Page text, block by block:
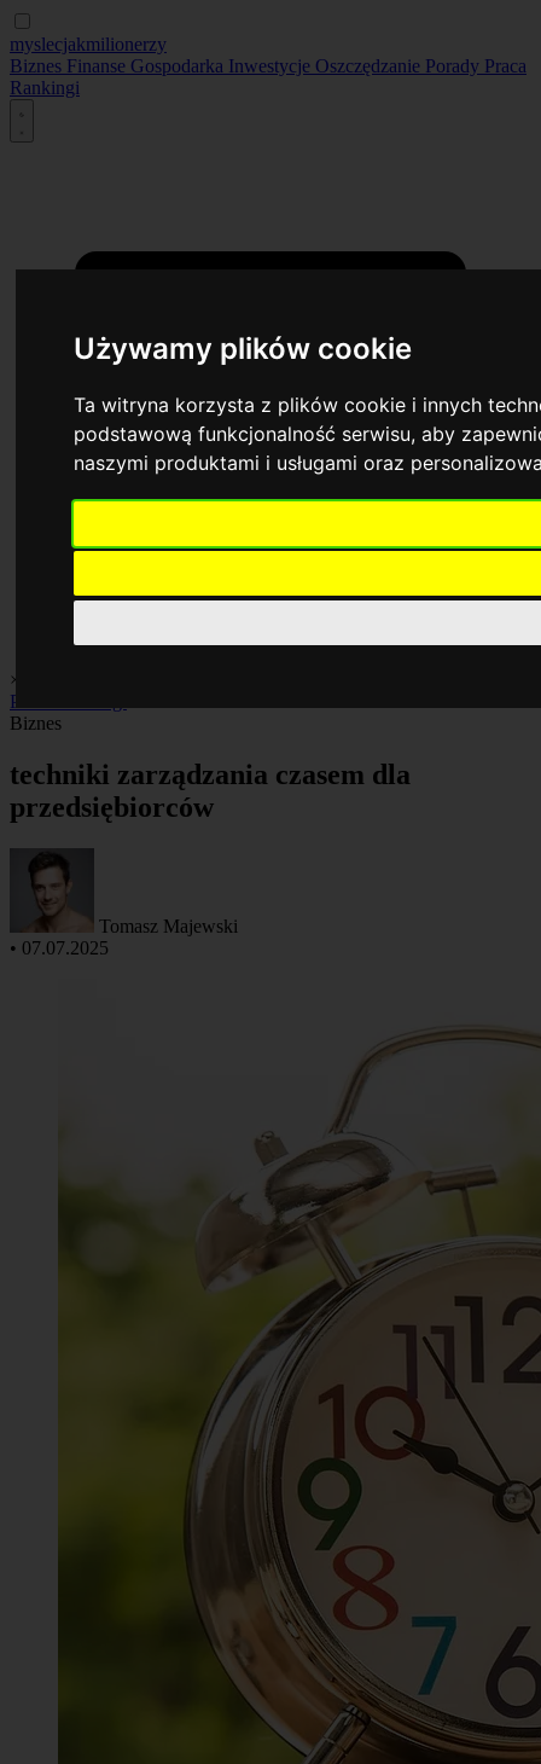
Używamy plików cookie
Ta witryna korzysta z plików cookie i innych
podstawową funkcjonalność serwisu,aby
naszymi produktami i usługami oraz
myslecjakmilionerzy
Biznes Finanse Gospodarka Inwestycje Oszczędzanie Porady Praca
Rankingi
×
Praca
Biznes
techniki zarządzania czasem dla
przedsiębiorców
Tomasz Majewski
• 07.07.2025